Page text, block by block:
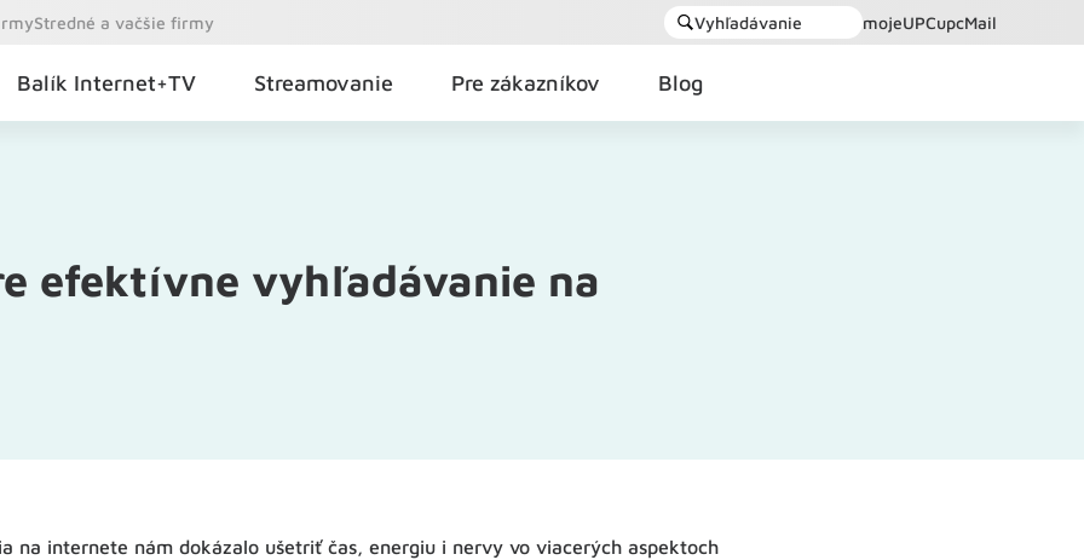
Stredné a vačšie firmy Vyhľadávanie mojeUPCupcMail
Balík Internet+TV Streamovanie Pre zákazníkov Blog
efektívne vyhľadávanie na
na internete nám dokázalo ušetriť čas, energiu i nervy vo viacerých aspektoch